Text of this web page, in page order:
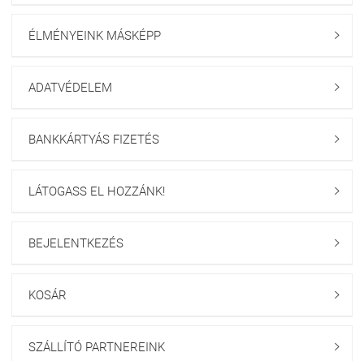
ÉLMÉNYEINK MÁSKÉPP 
ADATVÉDELEM 
BANKKÁRTYÁS FIZETÉS 
LÁTOGASS EL HOZZÁNK! 
BEJELENTKEZÉS 
KOSÁR 
SZÁLLÍTÓ PARTNEREINK 